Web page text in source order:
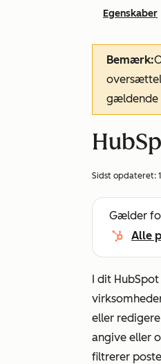
Egenskaber
Bemærk:
gældende
Sidst opdateret:
Gælder
Alle
I dit
eller
angive eller
filtrerer